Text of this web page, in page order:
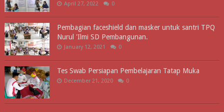
April 27, 2022 0
Pembagian faceshield dan masker untuk santri TPQ
Nurul 'Ilmi SD Pembangunan.
January 12, 2021 0
Tes Swab Persiapan Pembelajaran Tatap Muka
December 21, 2020 0